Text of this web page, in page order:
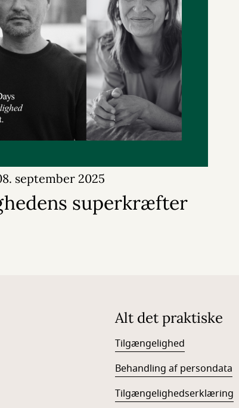
september 2025
superkræfter
Alt det praktiske
Tilgængelighed
Behandling af persondata
Tilgængelighedserklæring